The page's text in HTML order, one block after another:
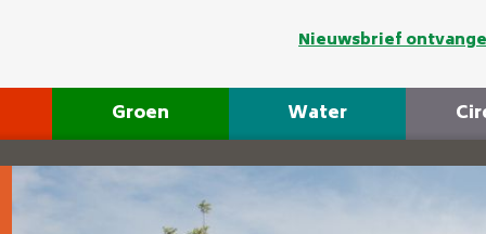
Nieuwsbrief
Groen Water